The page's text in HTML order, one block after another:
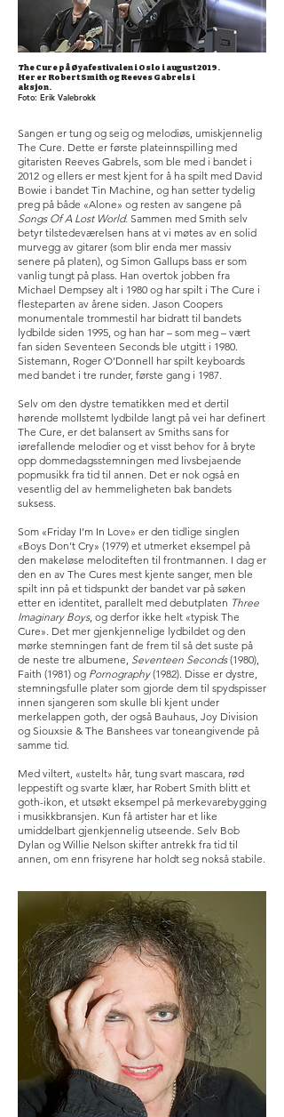
The Cure på Øyafestivalen i Oslo i august 2019.
Her er Robert Smith og Reeves Gabrels i
aksjon.
Foto: Erik Valebrokk
Sangen er tung og seig og melodiøs, umiskjennelig
The Cure. Dette er første plateinnspilling med
gitaristen Reeves Gabrels, som ble med i bandet i
2012 og ellers er mest kjent for å ha spilt med David
Bowie i bandet Tin Machine, og han setter tydelig
preg på både «Alone» og resten av sangene på
Songs Of A Lost World. Sammen med Smith selv
betyr tilstedeværelsen hans at vi møtes av en solid
murvegg av gitarer (som blir enda mer massiv
senere på platen), og Simon Gallups bass er som
vanlig tungt på plass. Han overtok jobben fra
Michael Dempsey alt i 1980 og har spilt i The Cure i
flesteparten av årene siden. Jason Coopers
monumentale trommestil har bidratt til bandets
lydbilde siden 1995, og han har – som meg – vært
fan siden Seventeen Seconds ble utgitt i 1980.
Sistemann, Roger O’Donnell har spilt keyboards
med bandet i tre runder, første gang i 1987.
Selv om den dystre tematikken med et dertil
hørende mollstemt lydbilde langt på vei har definert
The Cure, er det balansert av Smiths sans for
iørefallende melodier og et visst behov for å bryte
opp dommedagsstemningen med livsbejaende
popmusikk fra tid til annen. Det er nok også en
vesentlig del av hemmeligheten bak bandets
suksess.
Som «Friday I’m In Love» er den tidlige singlen
«Boys Don’t Cry» (1979) et utmerket eksempel på
den makeløse meloditeften til frontmannen. I dag er
den en av The Cures mest kjente sanger, men ble
spilt inn på et tidspunkt der bandet var på søken
etter en identitet, parallelt med debutplaten Three
Imaginary Boys, og derfor ikke helt «typisk The
Cure». Det mer gjenkjennelige lydbildet og den
mørke stemningen fant de frem til så det suste på
de neste tre albumene, Seventeen Seconds(1980),
Faith (1981) og Pornography(1982). Disse er dystre,
stemningsfulle plater som gjorde dem til spydspisser
innen sjangeren som skulle bli kjent under
merkelappen goth, der også Bauhaus, Joy Division
og Siouxsie & The Banshees var toneangivende på
samme tid.
Med viltert, «ustelt» hår, tung svart mascara, rød
leppestift og svarte klær, har Robert Smith blitt et
goth-ikon, et utsøkt eksempel på merkevarebygging
i musikkbransjen. Kun få artister har et like
umiddelbart gjenkjennelig utseende. Selv Bob
Dylan og Willie Nelson skifter antrekk fra tid til
annen, om enn frisyrene har holdt seg nokså stabile.